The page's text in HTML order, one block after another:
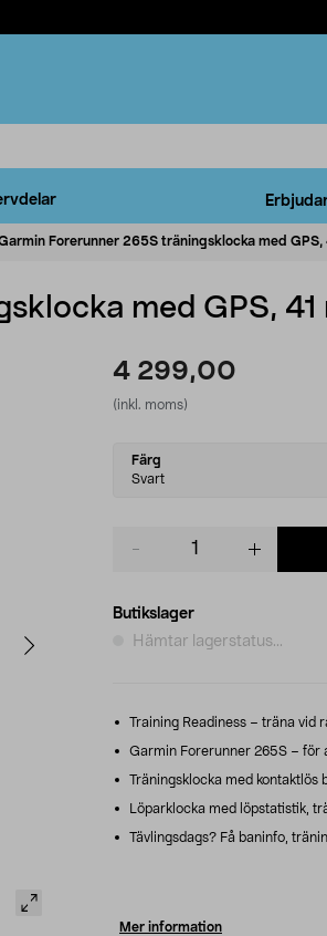
Forerunner 265S träningsklocka med GPS,
med GPS, 41
4 299,00
(inkl. moms)
Select
variant
Färg
Svart
Butikslager
Hämtar lagerstatus...
Training Readiness – träna vid
Garmin Forerunner 265S – för
Träningsklocka med kontaktlös
Löparklocka med löpstatistik,
Tävlingsdags? Få baninfo,
Mer information